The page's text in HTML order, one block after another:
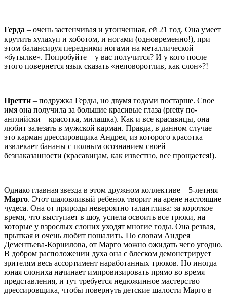
Герда – очень застенчивая и утонченная, ей 21 год. Она умеет
крутить хулахуп и хоботом, и ногами (одновременно!), при
этом балансируя передними ногами на металлической
«бутылке». Попробуйте – у вас получится? И у кого после
этого повернется язык сказать «неповоротлив, как слон»?!
Претти – подружка Герды, но двумя годами постарше. Свое
имя она получила за большие красивые глаза (pretty по-
английски – красотка, милашка). Как и все красавицы, она
любит залезать в мужской карман. Правда, в данном случае
это карман дрессировщика Андрея, из которого красотка
извлекает бананы с полным осознанием своей
безнаказанности (красавицам, как известно, все прощается!).
Однако главная звезда в этом дружном коллективе – 5-летняя
Марго. Этот шаловливый ребенок творит на арене настоящие
чудеса. Она от природы невероятно талантлива: за короткое
время, что выступает в шоу, успела освоить все трюки, на
которые у взрослых слоних уходят многие годы. Она резвая,
прыткая и очень любит пошалить. По словам Андрея
Дементьева-Корнилова, от Марго можно ожидать чего угодно.
В добром расположении духа она с блеском демонстрирует
зрителям весь ассортимент наработанных трюков. Но иногда
юная слониха начинает импровизировать прямо во время
представления, и тут требуется недюжинное мастерство
дрессировщика, чтобы повернуть детские шалости Марго в